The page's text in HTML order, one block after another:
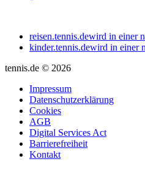
reisen.tennis.dewird in einer
kinder.tennis.dewird in einer
tennis.de © 2026
Impressum
Datenschutzerklärung
Cookies
AGB
Digital Services Act
Barrierefreiheit
Kontakt